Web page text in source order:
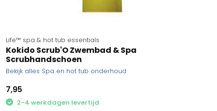
Life™ spa & hot tub essentials
Kokido Scrub'O Zwembad & Spa
Scrubhandschoen
Bekijk alles Spa en hot tub onderhoud
7,95
2-4 werkdagen levertijd